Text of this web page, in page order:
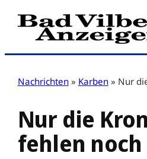
Zum
Inhalt
Nachrichten » Karben » Nur
Nur die
fehlen noch